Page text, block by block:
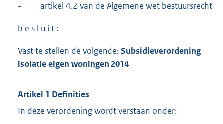
- artikel 4.2 van de Algemene wet bestuursrecht
b e s l u i t :
Vast te stellen de volgende:Subsidieverordening
isolatie eigen woningen 2014
Artikel 1 Definities
In deze verordening wordt verstaan onder: